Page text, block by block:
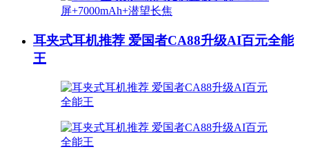
耳夹式耳机推荐 爱国者CA88升级AI百元全能
王